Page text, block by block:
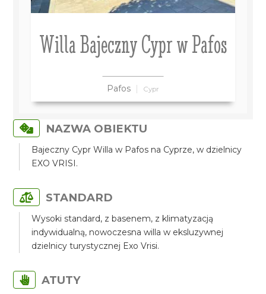
Willa Bajeczny Cypr w Pafos
Pafos Cypr
NAZWA OBIEKTU
Bajeczny Cypr Willa w Pafos na Cyprze, w dzielnicy
EXO VRISI.
STANDARD
Wysoki standard, z basenem, z klimatyzacją
indywidualną, nowoczesna willa w eksluzywnej
dzielnicy turystycznej Exo Vrisi.
ATUTY